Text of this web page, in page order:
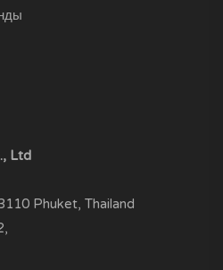
Ltd
Phuket, Thailand
,